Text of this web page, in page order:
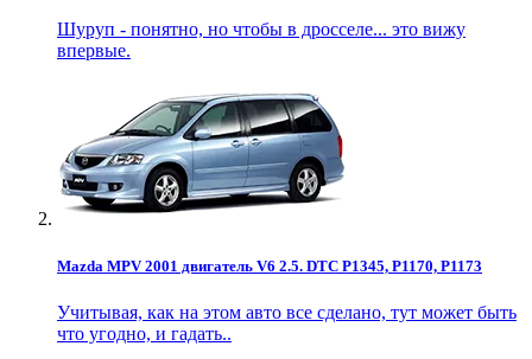
Шуруп - понятно, но чтобы в дросселе... это вижу
впервые.
Mazda MPV 2001 двигатель V6 2.5. DTC P1345, P1170, P1173
Учитывая, как на этом авто все сделано, тут может быть
что угодно, и гадать..